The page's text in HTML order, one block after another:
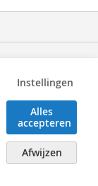
Instellingen
Alles
accepteren
Afwijzen